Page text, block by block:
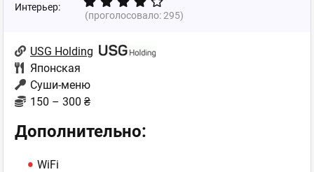
Интерьер:
(проголосовало:295)
USG Holding
Японская
Суши-меню
150 – 300 ₴
Дополнительно:
WiFi